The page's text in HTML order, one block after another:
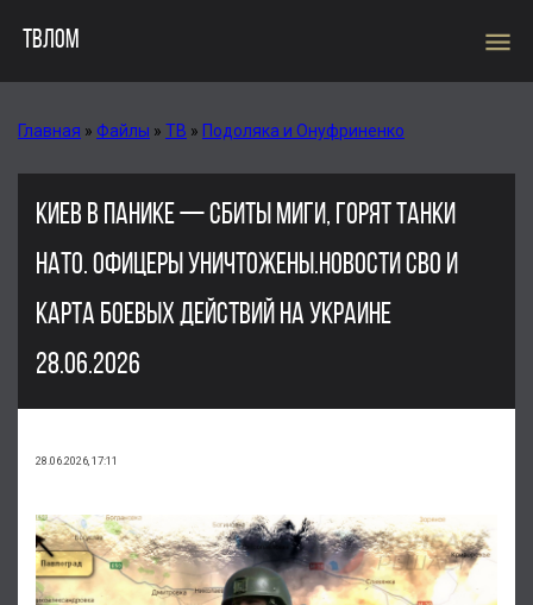
ТВЛОМ menu
Главная » Файлы » ТВ » Подоляка и Онуфриненко
КИЕВ В ПАНИКЕ — СБИТЫ МИГИ, ГОРЯТ ТАНКИ
НАТО. ОФИЦЕРЫ УНИЧТОЖЕНЫ.НОВОСТИ СВО И
КАРТА БОЕВЫХ ДЕЙСТВИЙ НА УКРАИНЕ
28.06.2026
28.06.2026, 17:11